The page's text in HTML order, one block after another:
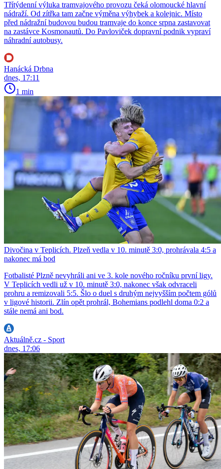
Třítýdenní výluka tramvajového provozu čeká olomoucké hlavní
nádraží. Od zítřka tam začne výměna výhybek a kolejnic. Místo
před nádražní budovou budou tramvaje do konce srpna zastavovat
na zastávce Kosmonautů. Do Pavloviček dopravní podnik vypraví
náhradní autobusy.
Hanácká Drbna
dnes, 17:11
1 min
Divočina v Teplicích. Plzeň vedla v 10. minutě 3:0, prohrávala 4:5 a
nakonec má bod
Fotbalisté Plzně nevyhráli ani ve 3. kole nového ročníku první ligy.
V Teplicích vedli už v 10. minutě 3:0, nakonec však odvraceli
prohru a remizovali 5:5. Šlo o duel s druhým nejvyšším počtem gólů
v ligové historii. Zlín opět prohrál, Bohemians podlehl doma 0:2 a
stále nemá ani bod.
Aktuálně.cz - Sport
dnes, 17:06